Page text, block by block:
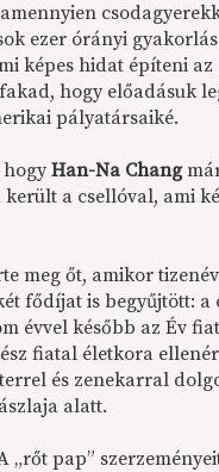
ezer órányi
képes hidat építeni
hogy előadásuk
pályatársaiké.
hogyHan-Na Chang
a csellóval, ami
meg őt, amikor
fődíjat is begyűjtött: a
évvel később az Év
fiatal életkora
és zenekarral
alatt.
pap”